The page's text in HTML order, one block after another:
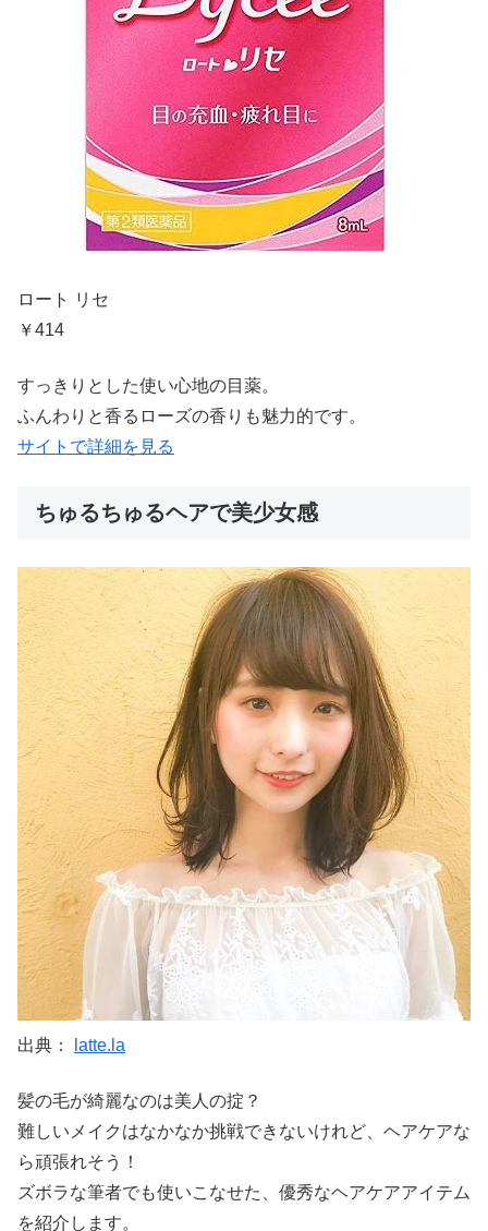
ロート リセ
￥414
すっきりとした使い心地の目薬。
ふんわりと香るローズの香りも魅力的です。
サイトで詳細を見る
ちゅるちゅるヘアで美少女感
出典： latte.la
髪の毛が綺麗なのは美人の掟？
難しいメイクはなかなか挑戦できないけれど、ヘアケアな
ら頑張れそう！
ズボラな筆者でも使いこなせた、優秀なヘアケアアイテム
を紹介します。